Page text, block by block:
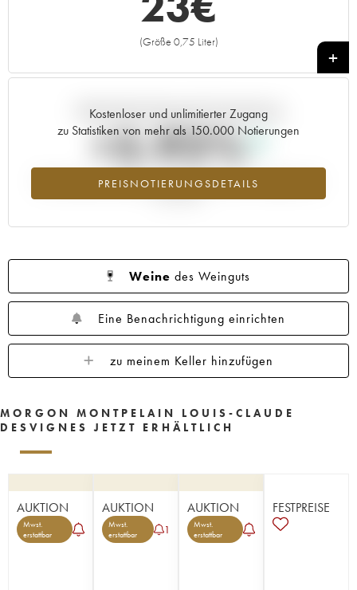
(Größe 0,75 Liter)
+
Kostenloser und unlimitierter Zugang
zu Statistiken von mehr als 150.000 Notierungen
PREISNOTIERUNGSDETAILS
Aktuelle Entwicklung der Preisnotierung
+5.92%
Preisanstiegs des Jahrgangs 2022 im Jahr 2026 im Vergleich zum
Weine des Weinguts
Eine Benachrichtigung einrichten
zu meinem Keller hinzufügen
MORGON MONTPELAIN LOUIS-CLAUDE
DESVIGNES JETZT ERHÄLTLICH
AUKTION
Mwst.
erstattbar
AUKTION
Mwst.
erstattbar
1
AUKTION
Mwst.
erstattbar
FESTPREISE